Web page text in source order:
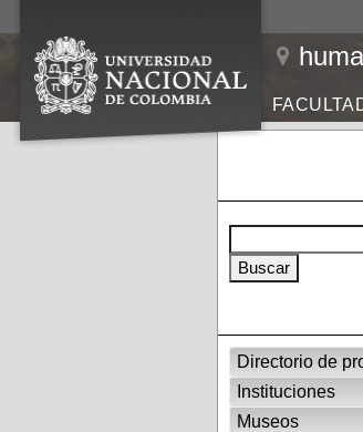
Directorio de
Instituciones
Museos